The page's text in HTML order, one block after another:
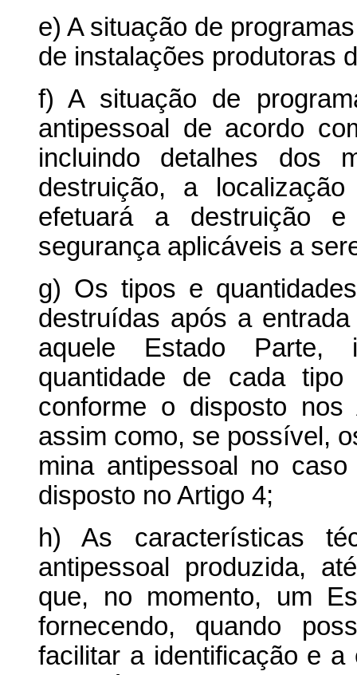
e) A situação de
de instalações produtoras
f) A situação de
antipessoal de acordo
incluindo detalhes dos
destruição, a
efetuará a destruição
segurança aplicáveis a
g) Os tipos e
destruídas após a
aquele Estado Parte,
quantidade de cada
conforme o disposto
assim como, se possível,
mina antipessoal no
disposto no Artigo 4;
h) As características
antipessoal produzida,
que, no momento, um
fornecendo, quando
facilitar a identificação e a